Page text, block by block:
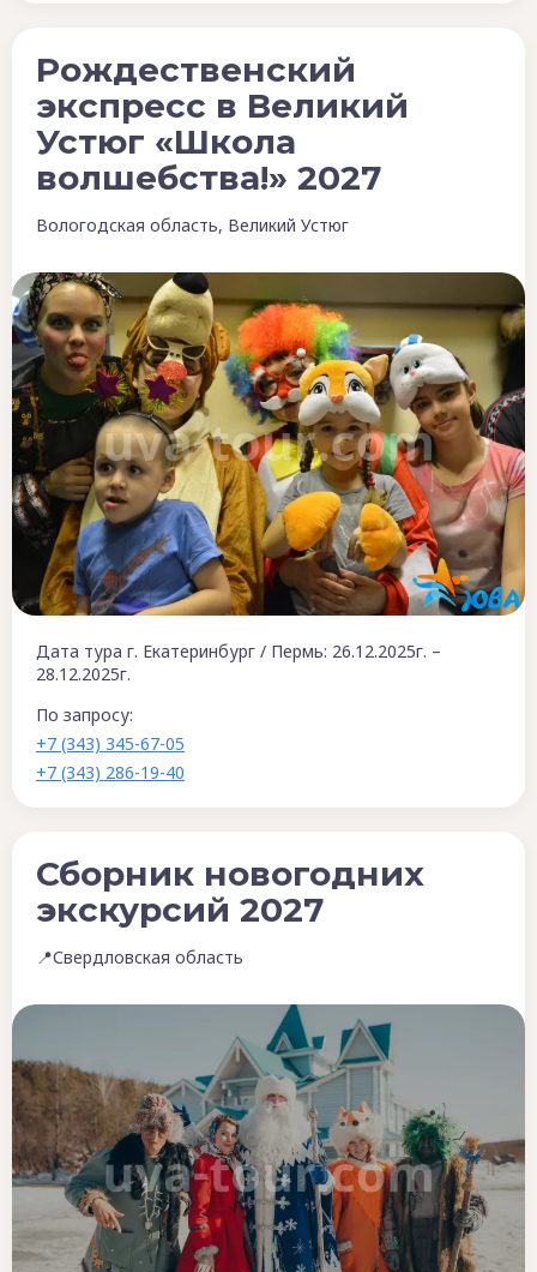
Рождественский
экспресс в Великий
Устюг «Школа
волшебства!» 2027
Вологодская область, Великий Устюг
Дата тура г. Екатеринбург / Пермь: 26.12.2025г. –
28.12.2025г.
По запросу:
+7 (343) 345-67-05
+7 (343) 286-19-40
Сборник новогодних
экскурсий 2027
📍Свердловская область